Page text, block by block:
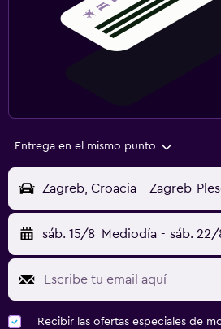
Entrega en el mismo punto
Zagreb, Croacia - Zagreb-
sáb. 15/8 Mediodía - sáb. 22/
Recibir las ofertas especiales de